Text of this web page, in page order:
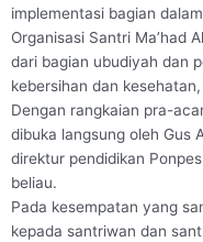
implementasi bagian
Organisasi Santri Ma’had
dari bagian ubudiyah dan
kebersihan dan
Dengan rangkaian pra-
dibuka langsung oleh Gus
direktur pendidikan
beliau.
Pada kesempatan yang
kepada santriwan dan